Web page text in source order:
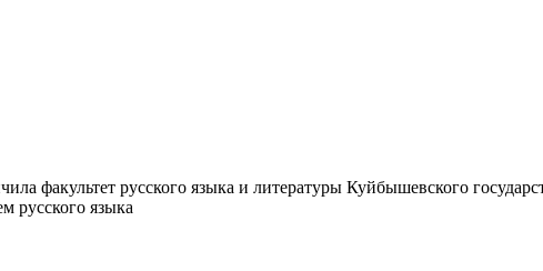
факультет русского языка и литературы Куйбышевского
русского языка